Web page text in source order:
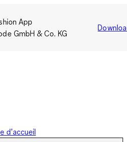
App
GmbH & Co. KG
d’accueil